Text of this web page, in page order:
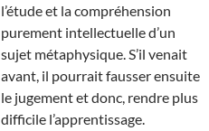
l’étude et la compréhension
purement intellectuelle d’un
sujet métaphysique. S’il venait
avant, il pourrait fausser ensuite
le jugement et donc, rendre plus
difficile l’apprentissage.